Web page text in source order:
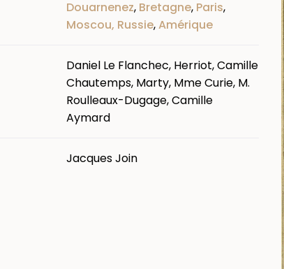
Douarnenez, Bretagne, Paris,
Moscou, Russie,Amérique
Daniel Le Flanchec, Herriot, Camille
Chautemps, Marty, Mme Curie, M.
Roulleaux-Dugage, Camille
Aymard
Jacques Join